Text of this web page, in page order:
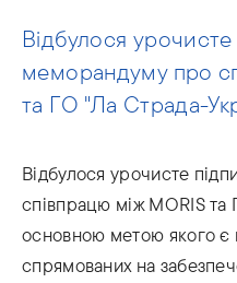
Відбулося
меморандуму про
та ГО "Ла Страда-
Відбулося урочисте
співпрацю між MORIS
основною метою якого є
спрямованих на